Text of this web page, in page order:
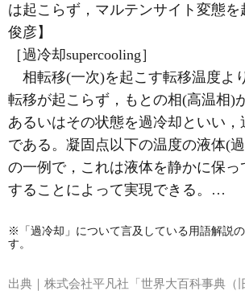
は起こらず，マルテンサイト変態を
俊彦】
［過冷却supercooling］
相転移(一次)を起こす転移温度よ
転移が起こらず，もとの相(高温相)
あるいはその状態を過冷却といい，
である。凝固点以下の温度の液体(
の一例で，これは液体を静かに保っ
することによって実現できる。…
※「過冷却」について言及している用語解説
す。
出典｜ 株式会社平凡社「世界大百科事典（